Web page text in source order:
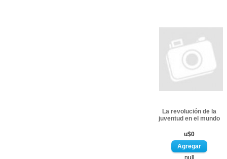
La revolución de la
juventud en el mundo
u$0
null